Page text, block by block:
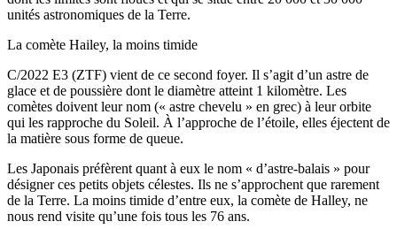
unités astronomiques de la Terre.
La comète Hailey, la moins timide
C/2022 E3 (ZTF) vient de ce second foyer. Il s’agit d’un astre de
glace et de poussière dont le diamètre atteint 1 kilomètre. Les
comètes doivent leur nom (« astre chevelu » en grec) à leur orbite
qui les rapproche du Soleil. À l’approche de l’étoile, elles éjectent de
la matière sous forme de queue.
Les Japonais préfèrent quant à eux le nom « d’astre-balais » pour
désigner ces petits objets célestes. Ils ne s’approchent que rarement
de la Terre. La moins timide d’entre eux, la comète de Halley, ne
nous rend visite qu’une fois tous les 76 ans.